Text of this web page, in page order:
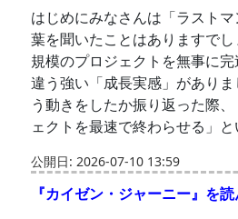
はじめにみなさんは「ラスト
葉を聞いたことはありますで
規模のプロジェクトを無事に
違う強い「成長実感」があり
う動きをしたか振り返った際
ェクトを最速で終わらせる」
公開日: 2026-07-10 13:59
『カイゼン・ジャーニー』を